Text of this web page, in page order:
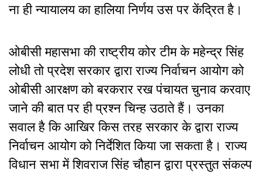
ना ही न्यायालय का हालिया निर्णय उस पर केंद्रित है।
ओबीसी महासभा की राष्ट्रीय कोर टीम के महेन्द्र सिंह
लोधी तो प्रदेश सरकार द्वारा राज्य निर्वाचन आयोग को
ओबीसी आरक्षण को बरकरार रख पंचायत चुनाव करवाए
जाने की बात पर ही प्रश्न चिन्ह उठाते हैं। उनका
सवाल है कि आखिर किस तरह सरकार के द्वारा राज्य
निर्वाचन आयोग को निर्देशित किया जा सकता है। राज्य
विधान सभा में शिवराज सिंह चौहान द्वारा प्रस्तुत संकल्प